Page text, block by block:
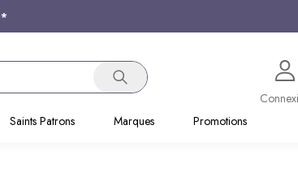
!
Saints Patrons Marques Promotions